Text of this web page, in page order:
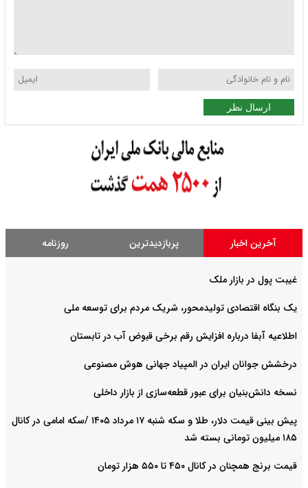
ارسال نظر
آخرین اخبار پربازدیدترین روزنامه
غیبت پول در بازار ملک
یک بنگاه اقتصادی تولیدمحور، شریک مردم برای توسعه ملی
اطلاعیه آبفا درباره افزایش رقم برخی قبوض آب در تابستان
درخشش جوانان ایران در المپیاد جهانی هوش مصنوعی
نسخه دانش‌بنیان برای عبور قطعه‌سازی از بازار داخلی
پیش ‌بینی قیمت دلار، طلا و سکه شنبه ۱۷ مرداد ۱۴۰۵ /سکه امامی در کانال
۱۸۵ میلیون تومانی بسته شد
قیمت برنج همچنان در کانال ۴۵۰ تا ۵۵۰ هزار تومان